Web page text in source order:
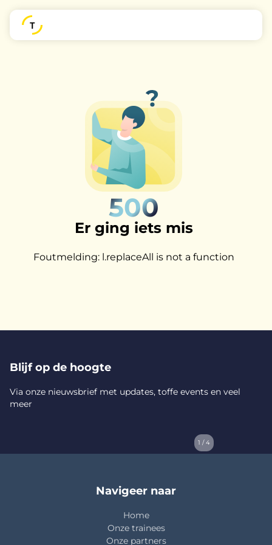
500
Er ging iets mis
Foutmelding: l.replaceAll is not a function
Blijf op de hoogte
Via onze nieuwsbrief met updates, toffe events en veel
meer
1 / 4
Navigeer naar
Home
Onze trainees
Onze partners